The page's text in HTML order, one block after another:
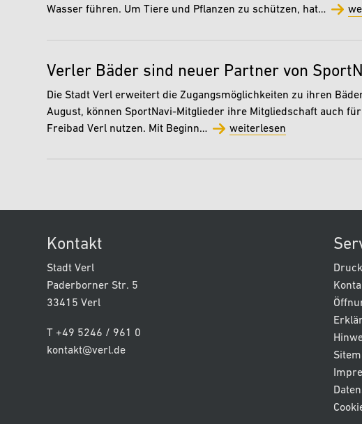
Wasser führen. Um Tiere und Pflanzen zu schützen, hat…
Verler Bäder sind neuer Partner von
Die Stadt Verl erweitert die Zugangsmöglichkeiten zu ihren
August, können SportNavi-Mitglieder ihre Mitgliedschaft auch
Freibad Verl nutzen. Mit Beginn…
weiterlesen
Kontakt
Stadt Verl
Paderborner Str. 5
33415 Verl
T +49 5246 / 961 0
kontakt@verl.de